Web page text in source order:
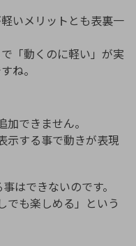
いメリットとも表裏一
「動くのに軽い」が実
ね。
できません。
示する事で動きが表現
はできないのです。
でも楽しめる」という